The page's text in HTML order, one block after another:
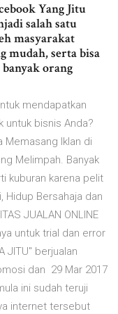
Yang Jitu
salah satu
masyarakat
mudah, serta bisa
orang
mendapatkan
untuk bisnis Anda?
Memasang Iklan di
Melimpah. Banyak
kuburan karena pelit
Hidup Bersahaja dan
JUALAN ONLINE
untuk trial dan error
JITU" berjualan
dan 29 Mar 2017
ini sudah teruji
internet tersebut